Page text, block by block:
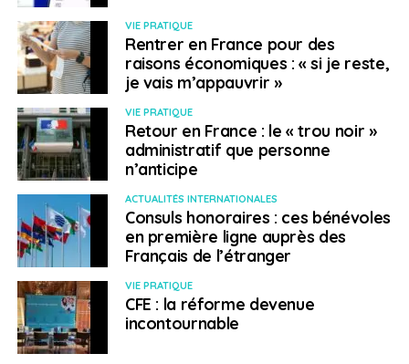
VIE PRATIQUE
Rentrer en France pour des
raisons économiques : « si je reste,
je vais m’appauvrir »
VIE PRATIQUE
Retour en France : le « trou noir »
administratif que personne
n’anticipe
ACTUALITÉS INTERNATIONALES
Consuls honoraires : ces bénévoles
en première ligne auprès des
Français de l’étranger
VIE PRATIQUE
CFE : la réforme devenue
incontournable